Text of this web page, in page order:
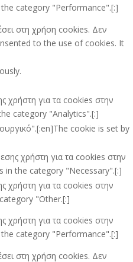
category "Performance".[:]
στη χρήση cookies. Δεν
to the use of cookies. It
χρήστη για τα cookies στην
category "Analytics".[:]
cookie is set by
χρήστη για τα cookies στην
in the category "Necessary".[:]
χρήστη για τα cookies στην
"Other.[:]
χρήστη για τα cookies στην
category "Performance".[:]
στη χρήση cookies. Δεν